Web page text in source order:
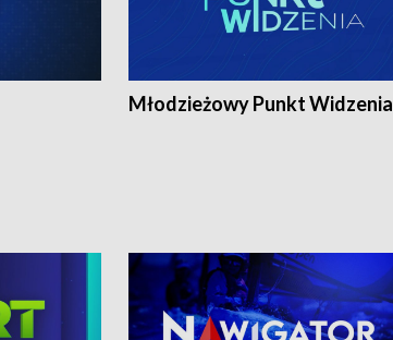
Młodzieżowy Punkt Widzenia